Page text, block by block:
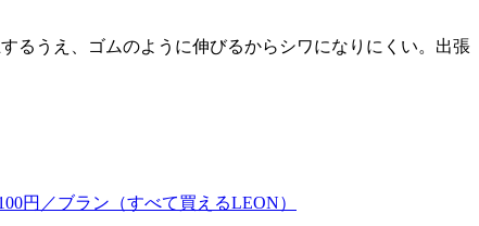
るうえ、ゴムのように伸びるからシワになりにくい。出張